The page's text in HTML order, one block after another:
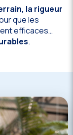
la rigueur
que les
efficaces…
.